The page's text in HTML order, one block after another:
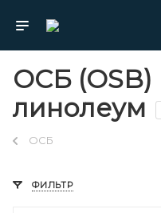
ОСБ (OSB)
линолеум
ОСБ
ФИЛЬТР